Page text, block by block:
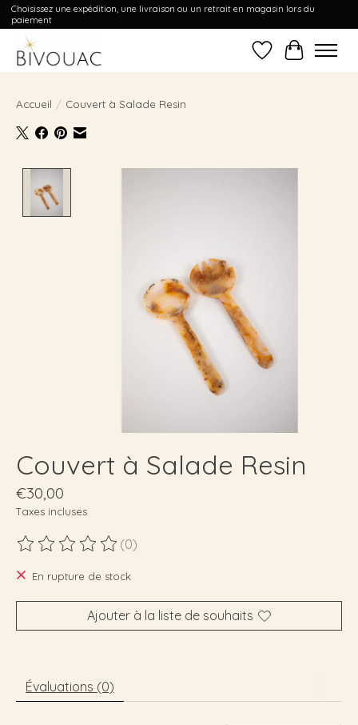
Choisissez une expédition, une livraison ou un retrait en magasin lors du
paiement
Liste dePanier
Accueil / Couvert à Salade Resin
Couvert à Salade Resin
€30,00
Taxes incluses
Ce produit est évalué à
(0)
En rupture de stock
Ajouter à la liste de souhaits
Évaluations (0)